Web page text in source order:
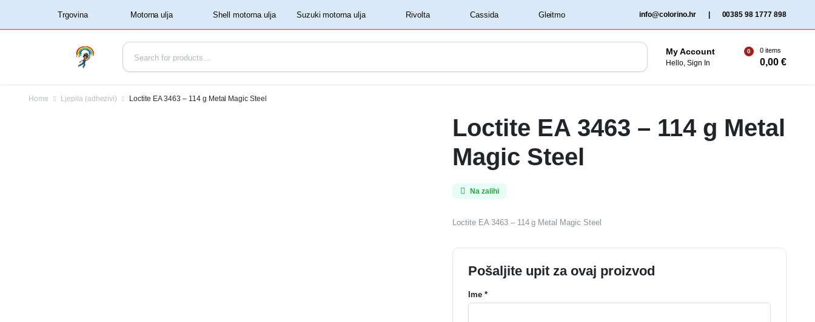
‏‏‎ ‏‏‎ ‎‎Trgovina‏‏‎ ‎ ‏‏‎ ‎Shell motorna ulja‏‏‎ ‎ ‏‏‎ ‎Rivolta‏‏‎ ‎ ‏‏‎ ‎Cassida‏‏‎ ‎ info@colorino.hr 00385 98 1777 898
My Account
Hello, Sign In
0 0 items
0,00€
Home Ljepila (adhezivi) Loctite EA 3463 – 114 g Metal Magic Steel
Loctite EA 3463 – 114 g Metal
Magic Steel
Na zalihi
Loctite EA 3463 – 114 g Metal Magic Steel
Pošaljite upit za ovaj proizvod
Ime *